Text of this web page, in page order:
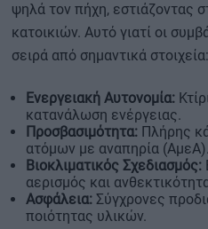
ψηλά τον πήχη, εστιάζοντας
κατοικιών. Αυτό γιατί οι
σειρά από σημαντικά στοιχεία:
Ενεργειακή Αυτονομία:
κατανάλωση ενέργειας.
Προσβασιμότητα: Πλήρης
ατόμων με αναπηρία (ΑμεΑ).
Βιοκλιματικός Σχεδιασμός:
αερισμός και
Ασφάλεια: Σύγχρονες
ποιότητας υλικών.